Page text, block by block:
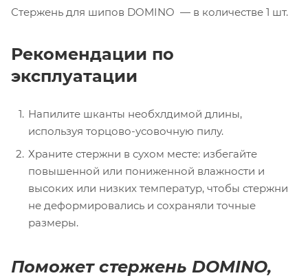
Стержень для шипов DOMINO — в количестве 1 шт.
Рекомендации по
эксплуатации
Напилите шканты необхлдимой длины,
используя торцово-усовочную пилу.
Храните стержни в сухом месте: избегайте
повышенной или пониженной влажности и
высоких или низких температур, чтобы стержни
не деформировались и сохраняли точные
размеры.
Поможет стержень DOMINO,